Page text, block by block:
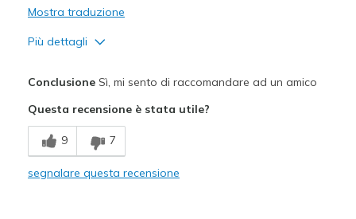
Mostra traduzione
Più dettagli
Comfortable
Stylish
ConclusioneSì, mi sento di raccomandare ad un amico
Questa recensione è stata utile?
9 7
segnalare questa recensione